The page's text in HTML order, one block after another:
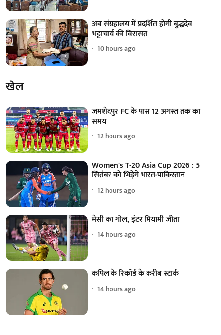
अब संग्रहालय में प्रदर्शित होगी बुद्धदेव
भट्टाचार्य की विरासत
10 hours ago
खेल
जमशेदपुर FC के पास 12 अगस्त तक का
समय
12 hours ago
Women's T-20 Asia Cup 2026 : 5
सितंबर को भिड़ेंगे भारत-पाकिस्तान
12 hours ago
मेसी का गोल, इंटर मियामी जीता
14 hours ago
कपिल के रिकॉर्ड के करीब स्टार्क
14 hours ago